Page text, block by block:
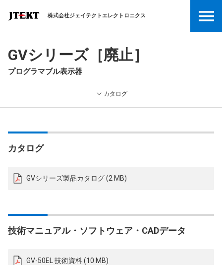
株式会社ジェイテクトエレクトロニクス
GVシリーズ［廃止］
プログラマブル表示器
カタログ
カタログ
GVシリーズ製品カタログ (2 MB)
技術マニュアル・ソフトウェア・CADデータ
GV-50EL 技術資料 (10 MB)